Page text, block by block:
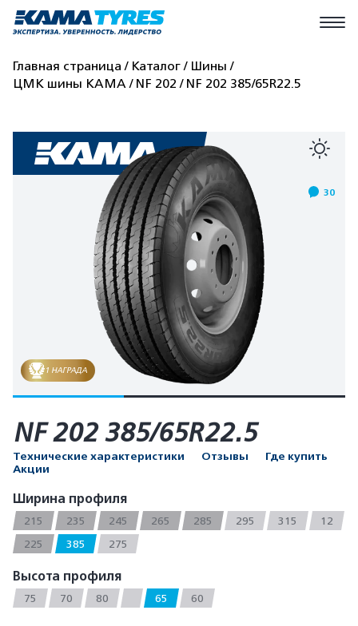
Главная страница Каталог
Шины
ЦМК шины КАМА
NF 202 NF 202 385/65R22.5
30
1 НАГРАДА
NF 202 385/65R22.5
Технические характеристики Отзывы
Где купить
Акции
Ширина профиля
215 235 245 265 285 295 315
12
225
385 275
Высота профиля
75 70 80 65 60